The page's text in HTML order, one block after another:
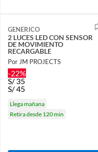
GENERICO
2 LUCES LED CON SENSOR
DE MOVIMIENTO
RECARGABLE
Por JM PROJECTS
-22%
S/35
S/45
Llega mañana
Retira desde 120 min